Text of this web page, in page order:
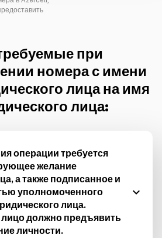
при
номера с имени
лица на имя
лица:
операции требуется
желание
а также подписанное и
уполномоченного
лица.
должно предъявить
личности.